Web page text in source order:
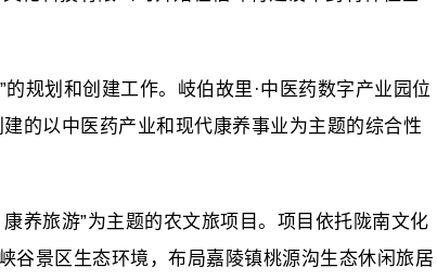
规划和创建工作。岐伯故里·中医药数字产业园位
的以中医药产业和现代康养事业为主题的综合性
养旅游”为主题的农文旅项目。项目依托陇南文化
谷景区生态环境，布局嘉陵镇桃源沟生态休闲旅居